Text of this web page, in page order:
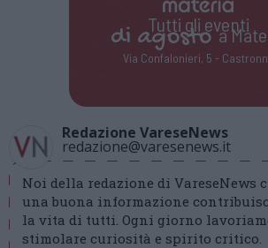
Tutti gli eventi
di agostoa
Via Confalonieri, 5 -
Redazione VareseNews
redazione@varesenews.it
Noi della redazione di VareseNews
una buona informazione
la vita di tutti. Ogni giorno
stimolare curiosità e spirito critico.